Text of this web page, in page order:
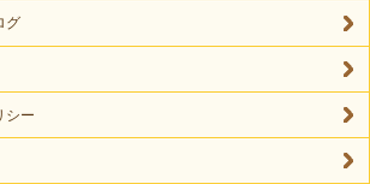
グ
シー